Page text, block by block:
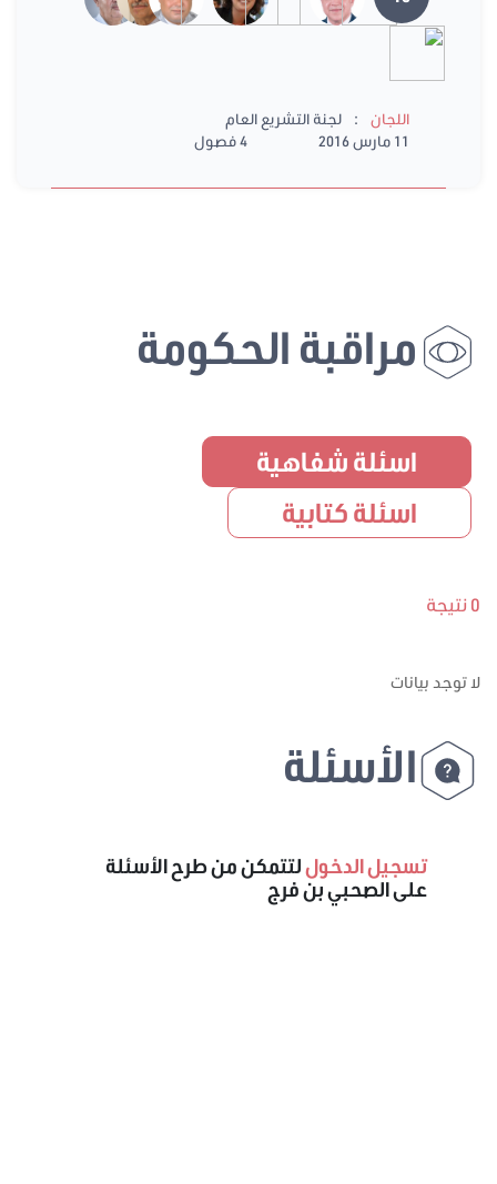
اللجان :
لجنة التشريع العام
11 مارس 2016
4 فصول
مراقبة الحكومة
اسئلة شفاهية
اسئلة كتابية
0 نتيجة
لا توجد بيانات
الأسئلة
تسجيل الدخوللتتمكن من طرح الأسئلة
على الصحبي بن فرج